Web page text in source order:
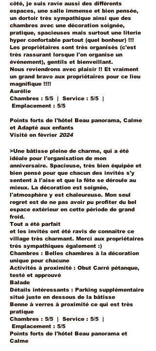
côté, je suis ravie aussi des différents
espaces, une salle immense et bien pensée,
un dortoir très sympathique ainsi que des
chambres avec une décoration soignée,
pratique, spacieuses mais surtout une literie
hyper confortable partout (quel bonheur) !!!
Les propriétaires sont très organisés (c'est
très rassurant lorsque l'on organise un
évènement), gentils et bienveillant.
Nous reviendrons avec plaisir !! Et vraiment
un grand bravo aux propriétaires pour ce lieu
magnifique !!!!
Aurélie
Chambres : 5/5 | Service : 5/5 |
Emplacement : 5/5
Points forts de l'hôtel Beau panorama, Calme
et Adapté aux enfants
Visité en février 2024
>Une bâtisse pleine de charme, qui a été
idéale pour l'organisation de mon
anniversaire. Spacieuse, très bien équipée et
bien pensé pour que chacun des invités s'y
sentent à l'aise et que la fête se déroule au
mieux. La décoration est soignée,
l'atmosphère y est chaleureuse. Mon seul
regret est de ne pas avoir pu profiter du bel
espace extérieur en cette période de grand
froid.
Tout a été parfait
et les invités ont été ravis de connaître ce
village très charmant. Merci aux propriétaires
très sympathiques également :)
Chambres : Belles chambres à la décoration
unique pour chacune
Activités à proximité : Obut Carré pétanque,
testé et approuvé
Balade
Détails intéressants : Parking supplémentaire
situé juste en dessous de la bâtisse
Benne à verres à proximité ce qui est très
pratique
Chambres : 5/5 | Service : 5/5 |
Emplacement : 5/5
Points forts de l'hôtel Beau panorama et
Calme